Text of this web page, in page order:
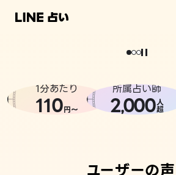
相談事例
どうせなら
。
1分あたり
110円〜
所属占い師
2,000人
超